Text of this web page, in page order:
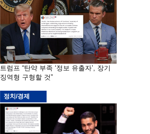
트럼프 “탄약 부족 ‘정보 유출자’, 장기
징역형 구형할 것”
정치/경제